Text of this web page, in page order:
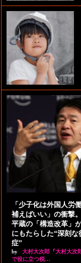
「少子化は外国人労
補えばいい」の衝撃
平蔵の「構造改革」
にもたらした“深刻な
症”
by
大村大次郎『大村大次
で役に立つ税…